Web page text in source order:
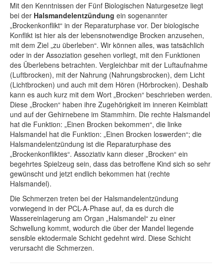
Mit den Kenntnissen der Fünf Biologischen Naturgesetze liegt
bei der Halsmandelentzündung ein sogenannter
„Brockenkonflikt“ in der Reparaturphase vor. Der biologische
Konflikt ist hier als der lebensnotwendige Brocken anzusehen,
mit dem Ziel „zu überleben“. Wir können alles, was tatsächlich
oder in der Assoziation gesehen vorliegt, mit den Funktionen
des Überlebens betrachten. Vergleichbar mit der Luftaufnahme
(Luftbrocken), mit der Nahrung (Nahrungsbrocken), dem Licht
(Lichtbrocken) und auch mit dem Hören (Hörbrocken). Deshalb
kann es auch kurz mit dem Wort „Brocken“ beschrieben werden.
Diese „Brocken“ haben ihre Zugehörigkeit im inneren Keimblatt
und auf der Gehirnebene im Stammhirn. Die rechte Halsmandel
hat die Funktion: „Einen Brocken bekommen“, die linke
Halsmandel hat die Funktion: „Einen Brocken loswerden“; die
Halsmandelentzündung ist die Reparaturphase des
„Brockenkonfliktes“. Assoziativ kann dieser „Brocken“ ein
begehrtes Spielzeug sein, dass das betroffene Kind sich so sehr
gewünscht und jetzt endlich bekommen hat (rechte
Halsmandel).
Die Schmerzen treten bei der Halsmandelentzündung
vorwiegend in der PCL-A-Phase auf, da es durch die
Wassereinlagerung am Organ „Halsmandel“ zu einer
Schwellung kommt, wodurch die über der Mandel liegende
sensible ektodermale Schicht gedehnt wird. Diese Schicht
verursacht die Schmerzen.